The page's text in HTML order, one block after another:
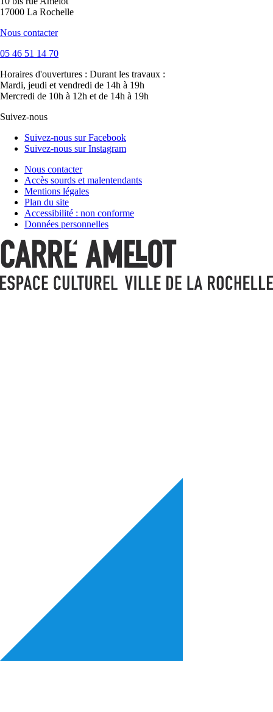
17000 La Rochelle
Nous contacter
05 46 51 14 70
Horaires d'ouvertures : Durant les travaux :
Mardi, jeudi et vendredi de 14h à 19h
Mercredi de 10h à 12h et de 14h à 19h
Suivez-nous
Suivez-nous sur Facebook
Suivez-nous sur Instagram
Nous contacter
Accès sourds et malentendants
Mentions légales
Plan du site
Accessibilité : non conforme
Données personnelles